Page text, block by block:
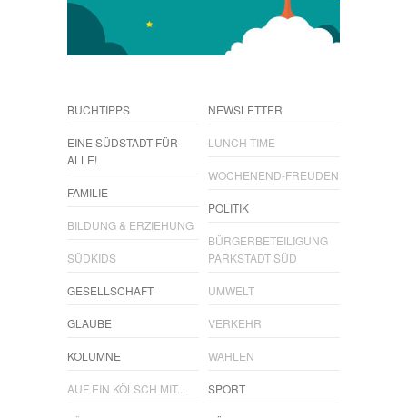
BUCHTIPPS
EINE SÜDSTADT FÜR
ALLE!
FAMILIE
BILDUNG & ERZIEHUNG
SÜDKIDS
GESELLSCHAFT
GLAUBE
KOLUMNE
AUF EIN KÖLSCH MIT...
NEWSLETTER
LUNCH TIME
WOCHENEND-FREUDEN
POLITIK
BÜRGERBETEILIGUNG
PARKSTADT SÜD
UMWELT
VERKEHR
WAHLEN
SPORT